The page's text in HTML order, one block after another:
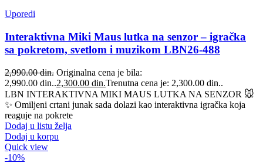
Uporedi
Interaktivna Miki Maus lutka na senzor – igračka
sa pokretom, svetlom i muzikom LBN26-488
2,990.00din. Originalna cena je bila:
2,990.00 din..2,300.00 din.Trenutna cena je: 2,300.00 din..
LBN INTERAKTIVNA MIKI MAUS LUTKA NA SENZOR 🐭
✨ Omiljeni crtani junak sada dolazi kao interaktivna igračka koja
reaguje na pokrete
Dodaj u listu želja
Dodaj u korpu
Quick view
-10%